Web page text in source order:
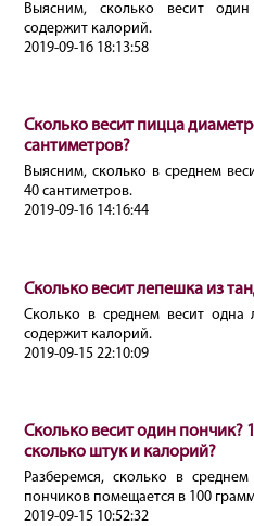
Выясним, сколько весит
содержит калорий.
2019-09-16 18:13:58
Сколько весит пицца
сантиметров?
Выясним, сколько в среднем
40 сантиметров.
2019-09-16 14:16:44
Сколько весит лепешка из
Сколько в среднем весит одна
содержит калорий.
2019-09-15 22:10:09
Сколько весит один пончик?
сколько штук и калорий?
Разберемся, сколько в
пончиков помещается в 100
2019-09-15 10:52:32